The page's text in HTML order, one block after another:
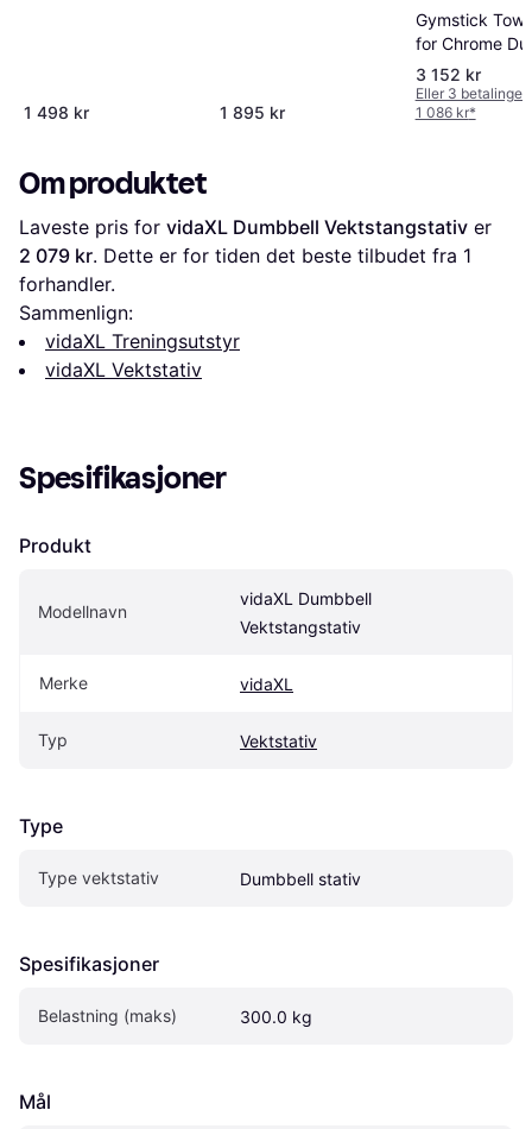
1 498 kr 1 895 kr
Gymstick
for Chrome
3 152 kr
Eller 3 betalinger
1 086 kr*
Om produktet
Laveste pris for vidaXL Dumbbell Vektstangstativ
2 079 kr. Dette er for tiden det beste tilbudet fra 1
forhandler.
Sammenlign:
vidaXL Treningsutstyr
vidaXL Vektstativ
Spesifikasjoner
Produkt
Modellnavn
vidaXL Dumbbell
Vektstangstativ
Merke vidaXL
Typ Vektstativ
Type
Type vektstativ Dumbbell stativ
Spesifikasjoner
Belastning (maks) 300.0 kg
Mål